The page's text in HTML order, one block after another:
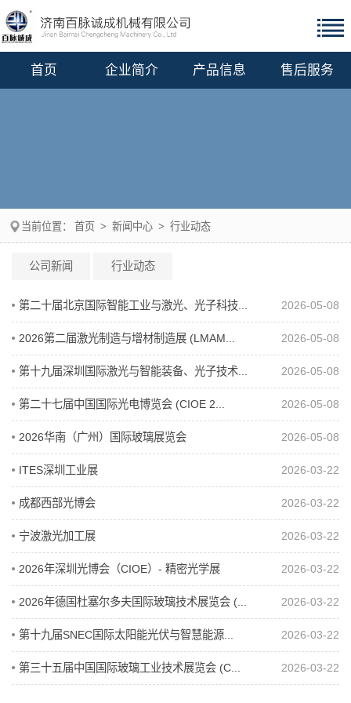
首页 企业简介 产品信息 售后服务
当前位置： 首页 > 新闻中心 > 行业动态
公司新闻 行业动态
第二十届北京国际智能工业与激光、光子科技... 2026-05-08
2026第二届激光制造与增材制造展 (LMAM... 2026-05-08
第十九届深圳国际激光与智能装备、光子技术... 2026-05-08
第二十七届中国国际光电博览会 (CIOE 2... 2026-05-08
2026华南（广州）国际玻璃展览会 2026-05-08
ITES深圳工业展 2026-03-22
成都西部光博会 2026-03-22
宁波激光加工展 2026-03-22
2026年深圳光博会（CIOE）- 精密光学展 2026-03-22
2026年德国杜塞尔多夫国际玻璃技术展览会 (... 2026-03-22
第十九届SNEC国际太阳能光伏与智慧能源... 2026-03-22
第三十五届中国国际玻璃工业技术展览会 (C... 2026-03-22